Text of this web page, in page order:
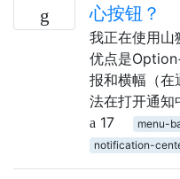
心按钮？
我正在使用山
优点是
报和横幅（在
法在打开通知
17
menu-
notification-